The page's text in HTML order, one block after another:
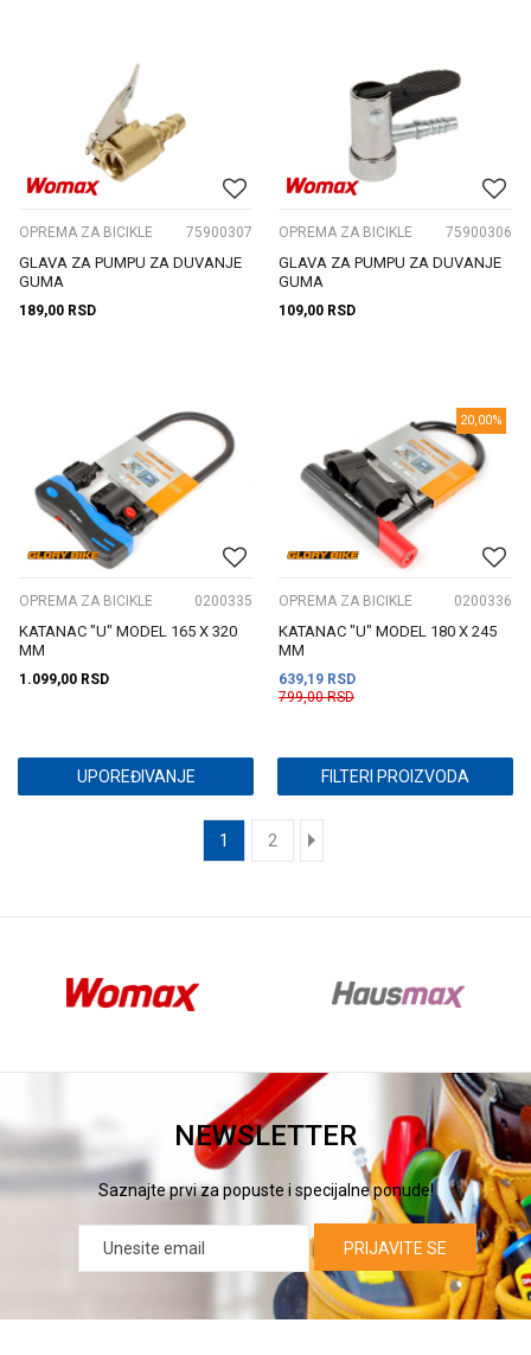
OPREMA ZA BICIKLE 75900307
GLAVA ZA PUMPU ZA DUVANJE
GUMA
189,00 RSD
OPREMA ZA BICIKLE 75900306
GLAVA ZA PUMPU ZA DUVANJE
GUMA
109,00 RSD
OPREMA ZA BICIKLE 0200335
KATANAC "U" MODEL 165 X 320
MM
1.099,00 RSD
20,00%
OPREMA ZA BICIKLE 0200336
KATANAC "U" MODEL 180 X 245
MM
639,19 RSD
799,00RSD
UPOREĐIVANJE FILTERI PROIZVODA
1 2
NEWSLETTER
Saznajte prvi za popuste i specijalne ponude!
PRIJAVITE SE